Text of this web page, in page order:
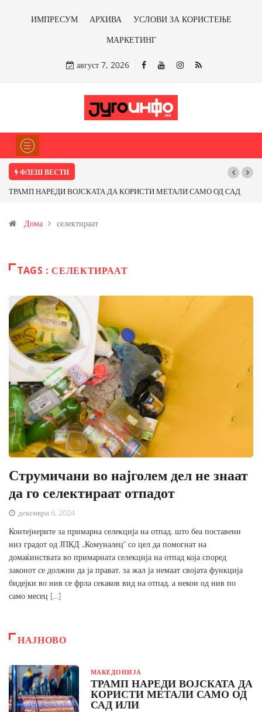
ИМПРЕСУМ АРХИВА
УСЛОВИ ЗА КОРИСТЕЊЕ
МАРКЕТИНГ
август 7, 2026
ФЛЕШ ВЕСТИ
ТРАМП НАРЕДИ ВОЈСКАТА ДА КОРИСТИ МЕТАЛИ САМО ОД САД
Иловица и со антимонот?
Дома селектираат
TAGS : СЕЛЕКТИРААТ
Струмичани во најголем дел не знаат
да го селектираат отпадот
декември 6, 2024
Контејнерите за примарна селекција на отпад, што беа поставени
низ градот од ЈПКД „Комуналец“ со цел да помогнат на
домаќинствата во примарната селекција на отпад која според
законот се должни да ја прават, за жал ја немаат својата функција
бидејки во нив се фрла секаков вид на отпад, а некои од нив по
само месец […]
НАЈНОВО
МАКЕДОНИЈА
ТРАМП НАРЕДИ ВОЈСКАТА ДА
КОРИСТИ МЕТАЛИ САМО ОД
САД ИЛИ